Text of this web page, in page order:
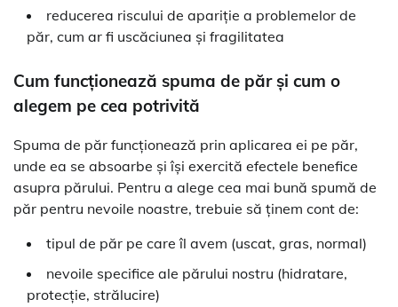
reducerea riscului de apariție a problemelor de
păr, cum ar fi uscăciunea și fragilitatea
Cum funcționează spuma de păr și cum o
alegem pe cea potrivită
Spuma de păr funcționează prin aplicarea ei pe păr,
unde ea se absoarbe și își exercită efectele benefice
asupra părului. Pentru a alege cea mai bună spumă de
păr pentru nevoile noastre, trebuie să ținem cont de:
tipul de păr pe care îl avem (uscat, gras, normal)
nevoile specifice ale părului nostru (hidratare,
protecție, strălucire)